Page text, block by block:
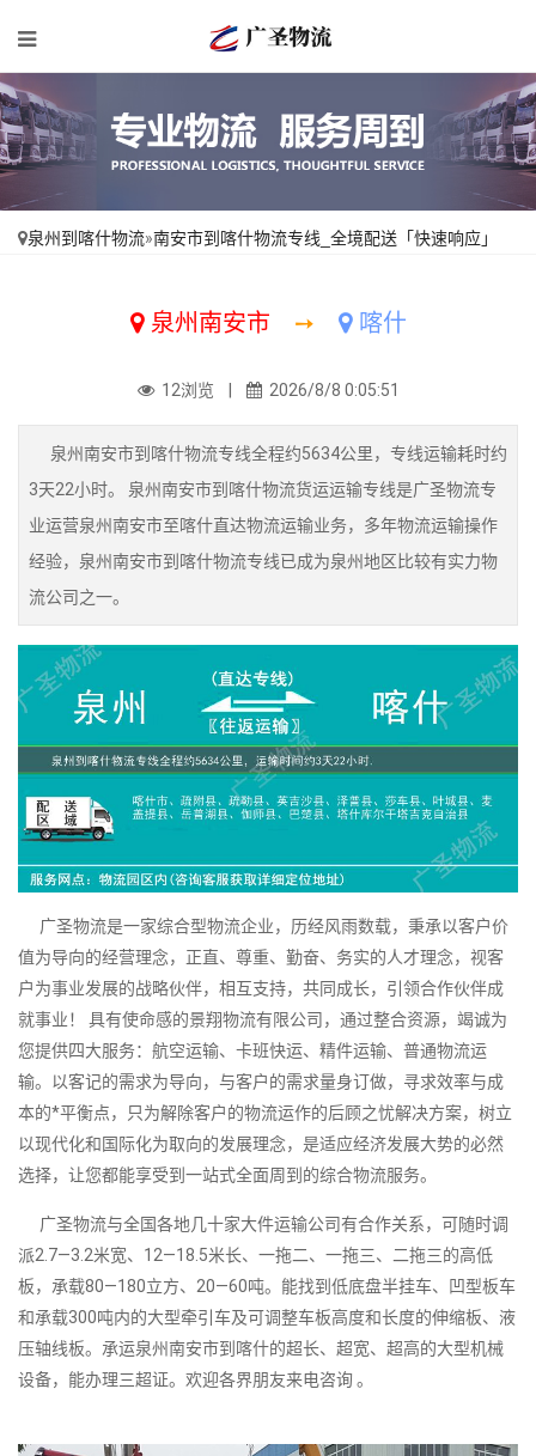
泉州到喀什物流»南安市到喀什物流专线_全境配送「快速响应」
泉州南安市 ➙ 喀什
12浏览 | 2026/8/8 0:05:51
泉州南安市到喀什物流专线全程约5634公里，专线运输耗时约
3天22小时。 泉州南安市到喀什物流货运运输专线是广圣物流专
业运营泉州南安市至喀什直达物流运输业务，多年物流运输操作
经验，泉州南安市到喀什物流专线已成为泉州地区比较有实力物
流公司之一。
广圣物流是一家综合型物流企业，历经风雨数载，秉承以客户价
值为导向的经营理念，正直、尊重、勤奋、务实的人才理念，视客
户为事业发展的战略伙伴，相互支持，共同成长，引领合作伙伴成
就事业！ 具有使命感的景翔物流有限公司，通过整合资源，竭诚为
您提供四大服务：航空运输、卡班快运、精件运输、普通物流运
输。以客记的需求为导向，与客户的需求量身订做，寻求效率与成
本的*平衡点，只为解除客户的物流运作的后顾之忧解决方案，树立
以现代化和国际化为取向的发展理念，是适应经济发展大势的必然
选择，让您都能享受到一站式全面周到的综合物流服务。
广圣物流与全国各地几十家大件运输公司有合作关系，可随时调
派2.7—3.2米宽、12—18.5米长、一拖二、一拖三、二拖三的高低
板，承载80—180立方、20—60吨。能找到低底盘半挂车、凹型板车
和承载300吨内的大型牵引车及可调整车板高度和长度的伸缩板、液
压轴线板。承运泉州南安市到喀什的超长、超宽、超高的大型机械
设备，能办理三超证。欢迎各界朋友来电咨询 。